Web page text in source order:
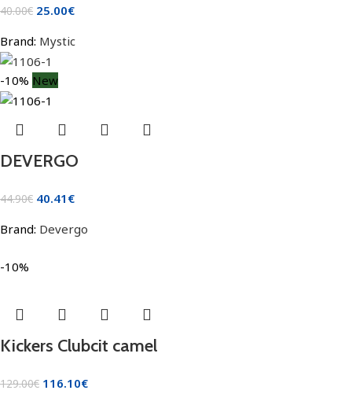
40.00€ 25.00€
Brand: Mystic
-10% New
DEVERGO
44.90€ 40.41 €
Brand: Devergo
-10%
Kickers Clubcit camel
129.00€ 116.10€